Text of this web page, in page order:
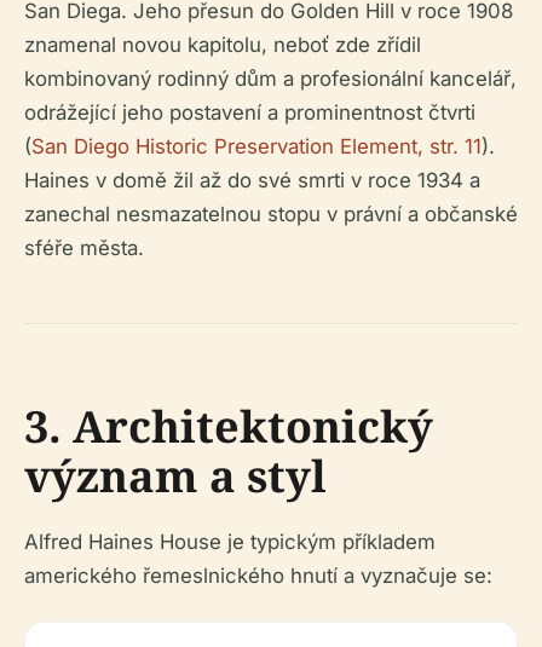
San Diega. Jeho přesun do Golden Hill v roce 1908
znamenal novou kapitolu, neboť zde zřídil
kombinovaný rodinný dům a profesionální kancelář,
odrážející jeho postavení a prominentnost čtvrti
(San Diego Historic Preservation Element, str. 11).
Haines v domě žil až do své smrti v roce 1934 a
zanechal nesmazatelnou stopu v právní a občanské
sféře města.
3. Architektonický
význam a styl
Alfred Haines House je typickým příkladem
amerického řemeslnického hnutí a vyznačuje se: